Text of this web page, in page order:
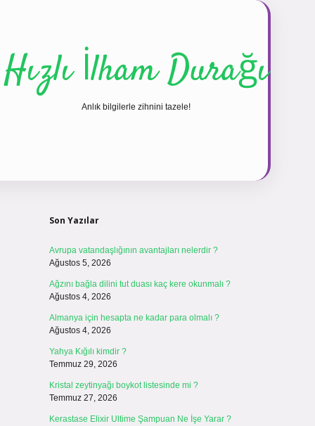
Hızlı İlham Durağı
Anlık bilgilerle zihnini tazele!
Son Yazılar
Avrupa vatandaşlığının avantajları nelerdir ?
Ağustos 5, 2026
Ağzını bağla dilini tut duası kaç kere okunmalı ?
Ağustos 4, 2026
Almanya için hesapta ne kadar para olmalı ?
Ağustos 4, 2026
Yahya Kığılı kimdir ?
Temmuz 29, 2026
Kristal zeytinyağı boykot listesinde mi ?
Temmuz 27, 2026
Kerastase Elixir Ultime Şampuan Ne İşe Yarar ?